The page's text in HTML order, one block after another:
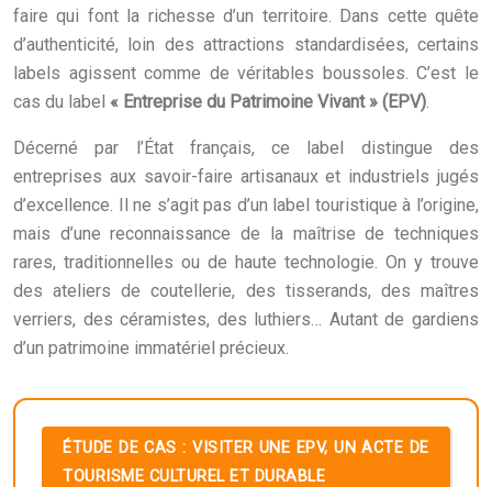
faire qui font la richesse d’un territoire. Dans cette quête
d’authenticité, loin des attractions standardisées, certains
labels agissent comme de véritables boussoles. C’est le
cas du label « Entreprise du Patrimoine Vivant » (EPV).
Décerné par l’État français, ce label distingue des
entreprises aux savoir-faire artisanaux et industriels jugés
d’excellence. Il ne s’agit pas d’un label touristique à l’origine,
mais d’une reconnaissance de la maîtrise de techniques
rares, traditionnelles ou de haute technologie. On y trouve
des ateliers de coutellerie, des tisserands, des maîtres
verriers, des céramistes, des luthiers… Autant de gardiens
d’un patrimoine immatériel précieux.
ÉTUDE DE CAS : VISITER UNE EPV, UN ACTE DE
TOURISME CULTUREL ET DURABLE